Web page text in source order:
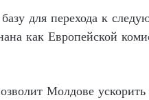
для перехода к
как Европейской
Молдове